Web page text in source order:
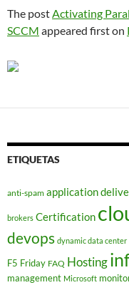
The postActivating
SCCM appeared first on
ETIQUETAS
anti-spam application
brokers Certification
devops dynamic data center
F5 Friday FAQ Hosting
management Microsoft